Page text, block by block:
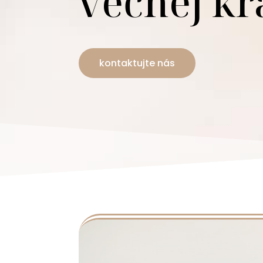
kontaktujte nás